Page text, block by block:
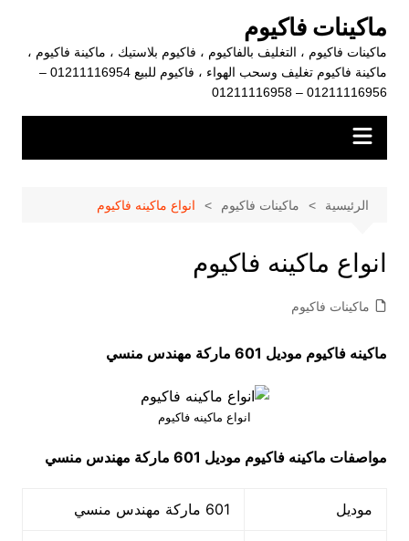
المحتوى
ماكينات فاكيوم
ماكينات فاكيوم ، التغليف بالفاكيوم ، فاكيوم بلاستيك ، ماكينة فاكيوم ،
ماكينة فاكيوم تغليف وسحب الهواء ، فاكيوم للبيع 01211116954 –
01211116956 – 01211116958
الرئيسية ماكينات فاكيوم انواع ماكينه فاكيوم
انواع ماكينه فاكيوم
ماكينات فاكيوم
ماكينه فاكيوم موديل 601 ماركة مهندس منسي
انواع ماكينه فاكيوم
مواصفات ماكينه فاكيوم موديل 601 ماركة مهندس منسي
موديل 601 ماركة مهندس منسي